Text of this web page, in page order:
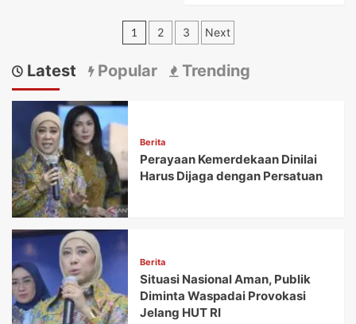
Dari
Produksi
Menuju
Kedaulatan
Sistemik
Pupuk
Paginasi
pos
1 2 3 Next
Latest Popular Trending
Berita
Perayaan Kemerdekaan Dinilai
Harus Dijaga dengan Persatuan
Berita
Situasi Nasional Aman, Publik
Diminta Waspadai Provokasi
Jelang HUT RI